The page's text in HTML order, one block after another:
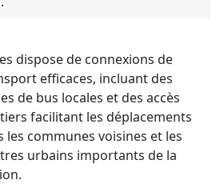
dispose de connexions de
efficaces, incluant des
de bus locales et des accès
facilitant les déplacements
les communes voisines et les
urbains importants de la